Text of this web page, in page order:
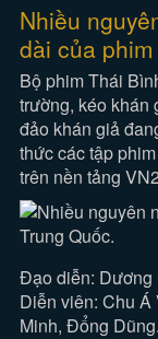
Nhiều
dài của
Bộ phim Thái
trường, kéo khán
đảo khán giả
thức các tập
trên nền tảng
Đạo diễn: Dương
Diễn viên: Chu
Minh, Đổng Dũng.